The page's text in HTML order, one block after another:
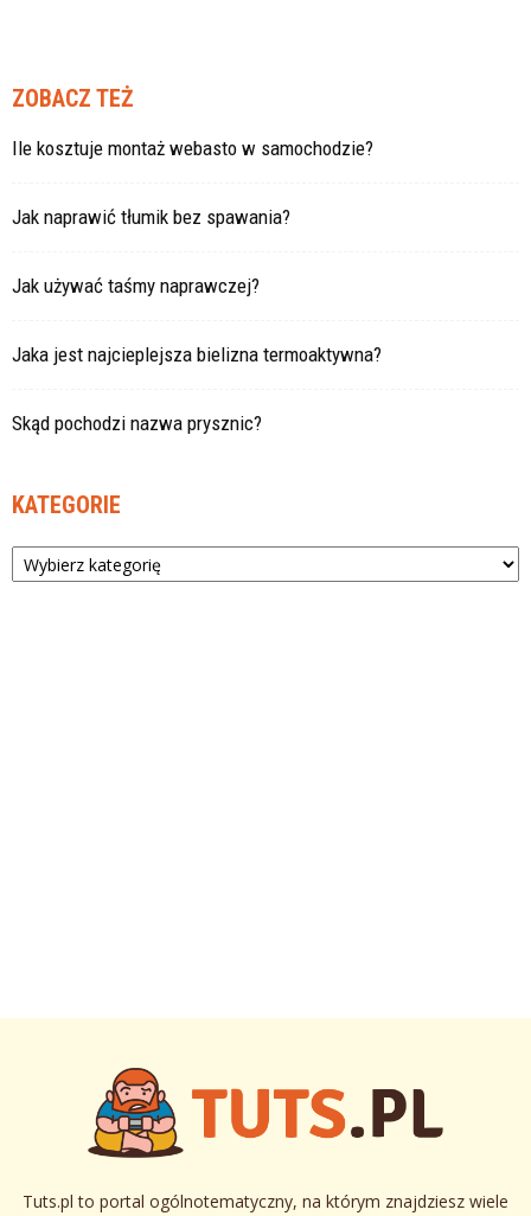
ZOBACZ TEŻ
Ile kosztuje montaż webasto w samochodzie?
Jak naprawić tłumik bez spawania?
Jak używać taśmy naprawczej?
Jaka jest najcieplejsza bielizna termoaktywna?
Skąd pochodzi nazwa prysznic?
KATEGORIE
Kategorie
Tuts.pl to portal ogólnotematyczny, na którym znajdziesz wiele